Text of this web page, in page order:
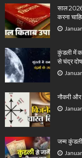
साल
करना
कुंडली में
से चंद्र
नौकरी और
जन्म